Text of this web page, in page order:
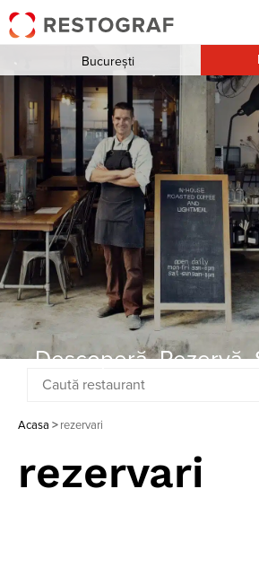
Descoperă. Rezervă.
București
Acasa > rezervari
rezervari